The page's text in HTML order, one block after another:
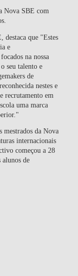
Nova SBE com
destaca que "Estes
e
na nossa
seu talento e
de
nestes e
recrutamento em
uma marca
mestrados da Nova
internacionais
começou a 28
alunos de